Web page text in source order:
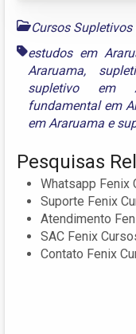
Cursos
estudos em
Araruama,
supletivo em
fundamental em
em Araruama e
Pesquisas
Whatsapp Fenix
Suporte Fenix
Atendimento
SAC Fenix
Contato Fenix